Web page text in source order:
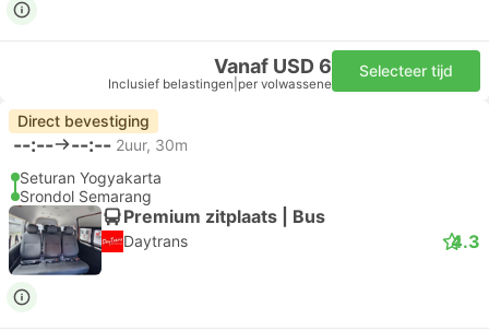
Vanaf USD 6
Inclusief belastingen per volwassene
Selecteer tijd
Direct bevestiging
--:-- --:-- 2uur, 30m
Seturan Yogyakarta
Srondol Semarang
Premium zitplaats | Bus
Daytrans 4.3